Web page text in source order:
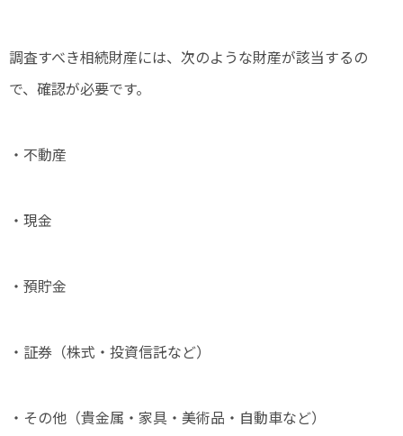
調査すべき相続財産には、次のような財産が該当するの
で、確認が必要です。
・不動産
・現金
・預貯金
・証券（株式・投資信託など）
・その他（貴金属・家具・美術品・自動車など）